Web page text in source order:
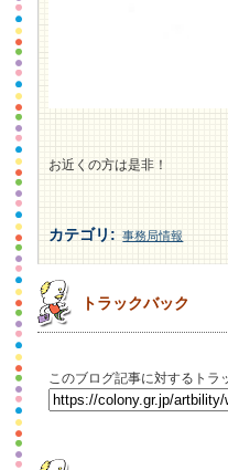
お近くの方は是非！
カテゴリ : 事務局情報
トラックバック
このブログ記事に対するトラ